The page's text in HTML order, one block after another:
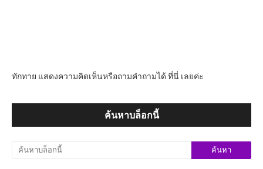
ทักทาย แสดงความคิดเห็นหรือถามคำถามได้ ที่นี่ เลยค่ะ
ค้นหาบล็อกนี้